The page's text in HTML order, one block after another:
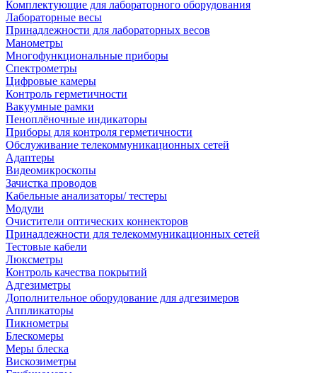
Комплектующие для лабораторного оборудования
Лабораторные весы
Принадлежности для лабораторных весов
Манометры
Многофункциональные приборы
Спектрометры
Цифровые камеры
Контроль герметичности
Вакуумные рамки
Пеноплёночные индикаторы
Приборы для контроля герметичности
Обслуживание телекоммуникационных сетей
Адаптеры
Видеомикроскопы
Зачистка проводов
Кабельные анализаторы/ тестеры
Модули
Очистители оптических коннекторов
Принадлежности для телекоммуникационных сетей
Тестовые кабели
Люксметры
Контроль качества покрытий
Адгезиметры
Дополнительное оборудование для адгезимеров
Аппликаторы
Пикнометры
Блескомеры
Меры блеска
Вискозиметры